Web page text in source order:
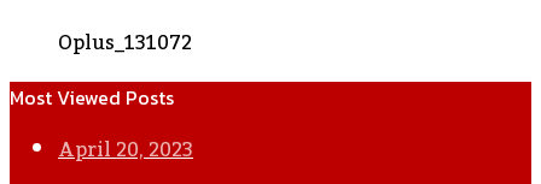
Oplus_131072
Most Viewed Posts
April 20, 2023